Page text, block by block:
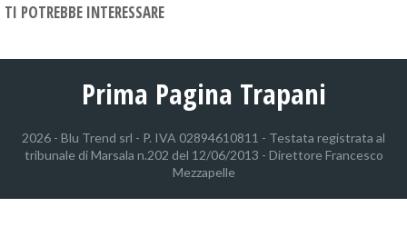
TI POTREBBE INTERESSARE
Prima Pagina Trapani
2026 - Blu Trend srl - P. IVA 02894610811 - Testata registrata al
tribunale di Marsala n.202 del 12/06/2013 - Direttore Francesco
Mezzapelle